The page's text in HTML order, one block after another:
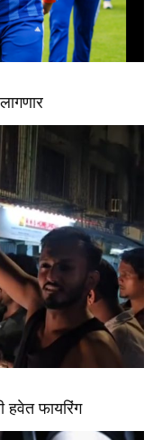
हवेत फायरिंग